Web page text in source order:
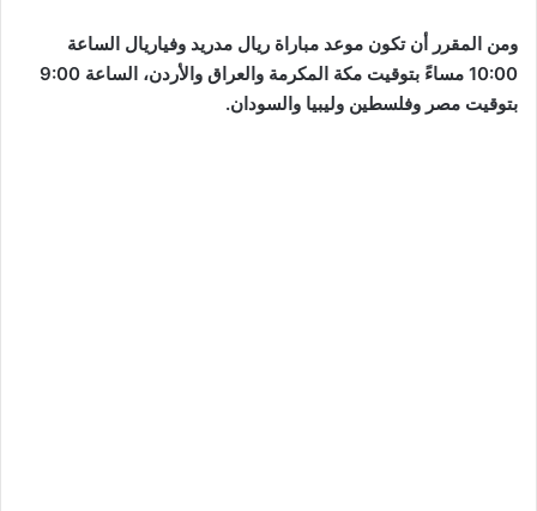
ومن المقرر أن تكون موعد مباراة ريال مدريد وفياريال الساعة
10:00 مساءً بتوقيت مكة المكرمة والعراق والأردن، الساعة 9:00
بتوقيت مصر وفلسطين وليبيا والسودان.